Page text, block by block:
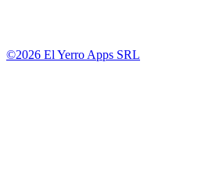
©2026 El Yerro Apps SRL